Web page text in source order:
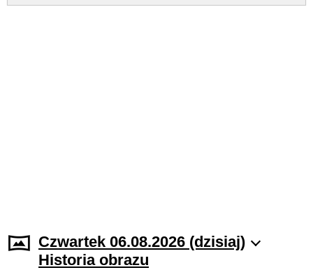
Czwartek 06.08.2026 (dzisiaj)
Historia obrazu